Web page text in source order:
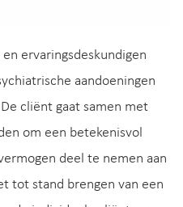
ervaringsdeskundigen
aandoeningen
cliënt gaat samen met
om een betekenisvol
deel te nemen aan
tot stand brengen van een